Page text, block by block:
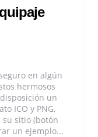
en algún
hermosos
un
ICO y PNG,
su sitio (botón
un ejemplo...